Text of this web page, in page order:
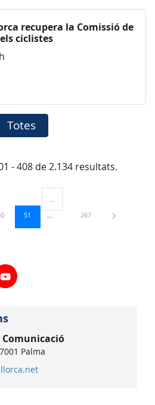
recupera la Comissió de
ciclistes
Totes
- 408 de 2.134 resultats.
Utilitzeu TAB per navegar.
Pàgina
51
Pàgines intermèdies Utilitzeu
Pàgina
267
Palma